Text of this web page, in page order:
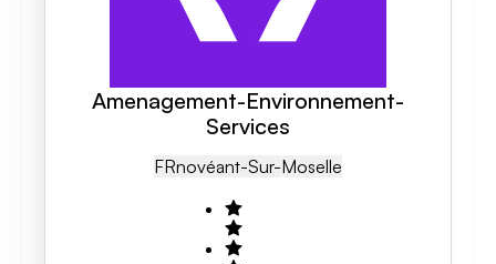
Amenagement-Environnement-
Services
FRNovéant-Sur-Moselle